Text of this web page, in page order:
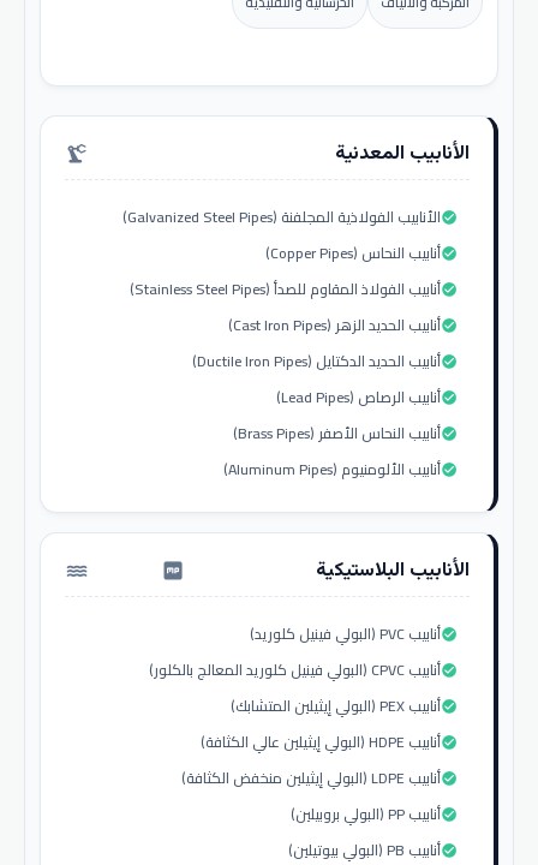
الأنابيب المعدنية precision_manufacturing
الأنابيب الفولاذية المجلفنة (Galvanized Steel Pipes)check_circle
أنابيب النحاس (Copper Pipes)check_circle
أنابيب الفولاذ المقاوم للصدأ (Stainless Steel Pipes)check_circle
أنابيب الحديد الزهر (Cast Iron Pipes)check_circle
أنابيب الحديد الدكتايل (Ductile Iron Pipes)check_circle
أنابيب الرصاص (Lead Pipes)check_circle
أنابيب النحاس الأصفر (Brass Pipes)check_circle
أنابيب الألومنيوم (Aluminum Pipes)check_circle
الأنابيب البلاستيكية water_pump
أنابيب PVC (البولي فينيل كلوريد)check_circle
أنابيب CPVC (البولي فينيل كلوريد المعالج بالكلور)check_circle
أنابيب PEX (البولي إيثيلين المتشابك)check_circle
أنابيب HDPE (البولي إيثيلين عالي الكثافة)check_circle
أنابيب LDPE (البولي إيثيلين منخفض الكثافة)check_circle
أنابيب PP (البولي بروبيلين)check_circle
أنابيب PB (البولي بيوتيلين)check_circle